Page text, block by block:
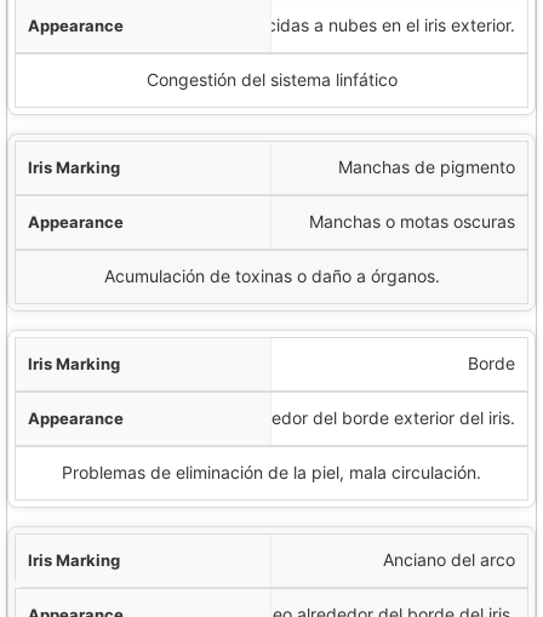
Formaciones blancas parecidas a nubes en el iris exterior.
Congestión del sistema linfático
Manchas de pigmento
Manchas o motas oscuras
Acumulación de toxinas o daño a órganos.
Borde
Anillo oscuro alrededor del borde exterior del iris.
Problemas de eliminación de la piel, mala circulación.
Anciano del arco